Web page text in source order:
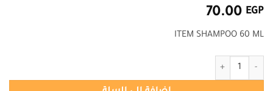
70.00 EGP
ITEM SHAMPOO 60 ML
كمية شامبو للشعر 60 مل